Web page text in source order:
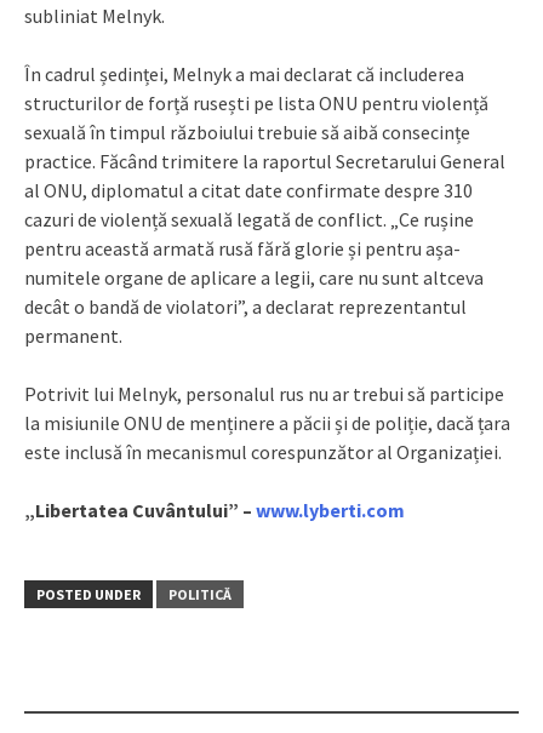
subliniat Melnyk.
În cadrul ședinței, Melnyk a mai declarat că includerea
structurilor de forță rusești pe lista ONU pentru violență
sexuală în timpul războiului trebuie să aibă consecințe
practice. Făcând trimitere la raportul Secretarului General
al ONU, diplomatul a citat date confirmate despre 310
cazuri de violență sexuală legată de conflict. „Ce rușine
pentru această armată rusă fără glorie și pentru așa-
numitele organe de aplicare a legii, care nu sunt altceva
decât o bandă de violatori”, a declarat reprezentantul
permanent.
Potrivit lui Melnyk, personalul rus nu ar trebui să participe
la misiunile ONU de menținere a păcii și de poliție, dacă țara
este inclusă în mecanismul corespunzător al Organizației.
„Libertatea Cuvântului” – www.lyberti.com
POSTED UNDER POLITICĂ